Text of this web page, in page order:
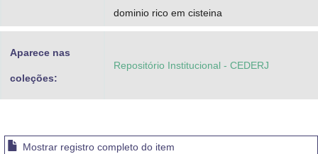
dominio rico em cisteina
Aparece nas
coleções:
Repositório Institucional - CEDERJ
Mostrar registro completo do item